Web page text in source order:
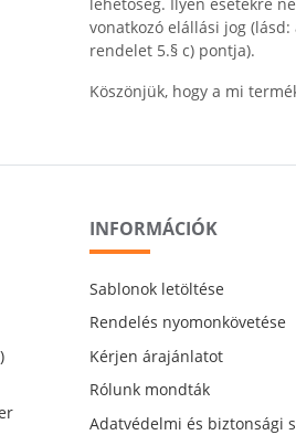
vonatkozó elállási jog (lásd:
rendelet 5.§ c) pontja).
Köszönjük, hogy a mi
INFORMÁCIÓK
Sablonok letöltése
Rendelés nyomonkövetése
Kérjen árajánlatot
Rólunk mondták
Adatvédelmi és biztonsági